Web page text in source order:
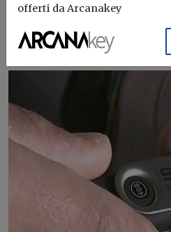
Sistri Semplificazioni
offerti da Arcanakey